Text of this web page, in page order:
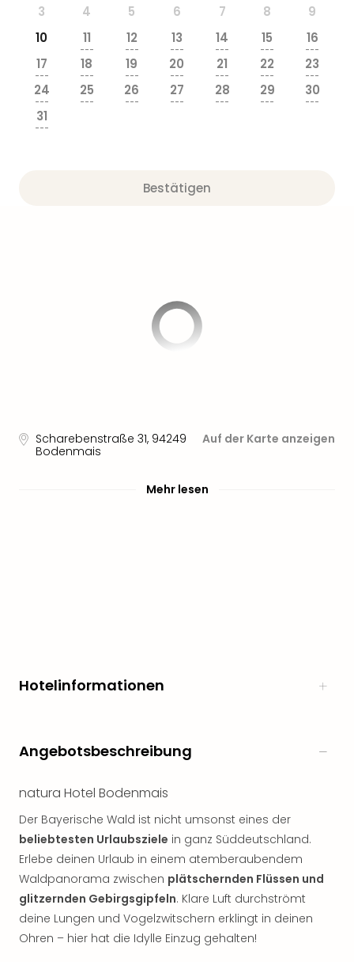
3
4 5 6 7 8
9
10
11
---
12
---
13
---
14
---
15
---
16
---
17
---
18
---
19
---
20
---
21
---
22
---
23
---
24
---
25
---
26
---
27
---
28
---
29
---
30
---
31
---
Bestätigen
Scharebenstraße 31, 94249
Bodenmais
Auf der Karte anzeigen
Mehr lesen
Hotelinformationen
Angebotsbeschreibung
natura Hotel Bodenmais
Der Bayerische Wald ist nicht umsonst eines der
beliebtesten Urlaubsziele in ganz Süddeutschland.
Erlebe deinen Urlaub in einem atemberaubendem
Waldpanorama zwischen plätschernden Flüssen und
glitzernden Gebirgsgipfeln. Klare Luft durchströmt
deine Lungen und Vogelzwitschern erklingt in deinen
Ohren – hier hat die Idylle Einzug gehalten!